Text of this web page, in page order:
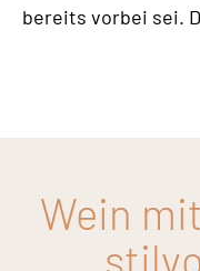
bereits vorbei sei.
Wein